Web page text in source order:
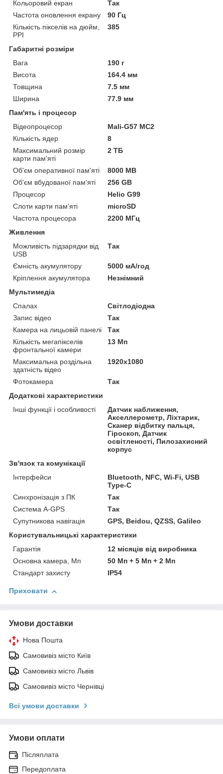
Кольоровий екран
Так
Частота оновлення екрану
90 Гц
Кількість пікселів на дюйм,
PPI
385
Габаритні розміри
Вага
190 г
Висота
164.4 мм
Товщина
7.5 мм
Ширина
77.9 мм
Пам'ять і процесор
Відеопроцесор
Mali-G57 MC2
Кількість ядер
8
Максимальний розмір
карти пам'яті
2 ТБ
Об'єм оперативної пам'яті
8000 MB
Об'єм вбудованої пам'яті
256 GB
Процесор
Helio G99
Слоти карти пам'яті
microSD
Частота процесора
2200 МГц
Живлення
Можливість підзарядки від
USB
Так
Ємність акумулятору
5000 мА/год
Кріплення акумулятора
Незнімний
Мультимедіа
Спалах
Світлодіодна
Запис відео
Так
Камера на лицьовій панелі
Так
Кількість мегапікселів
фронтальної камери
13 Мп
Максимальна роздільна
здатність відео
1920x1080
Фотокамера
Так
Додаткові характеристики
Інші функції і особливості
Датчик наближення,
Акселлерометр, Ліхтарик,
Сканер відбитку пальця,
Гіроскоп, Датчик
освітленості, Пилозахисний
корпус
Зв'язок та комунікації
Інтерфейси
Bluetooth, NFC, Wi-Fi, USB
Type-C
Синхронізація з ПК
Так
Система A-GPS
Так
Супутникова навігація
GPS, Beidou, QZSS, Galileo
Користувальницькі характеристики
Гарантія
12 місяців від виробника
Основна камера, Мп
50 Мп + 5 Мп + 2 Мп
Стандарт захисту
IP54
Приховати
Умови доставки
Нова Пошта
Самовивіз місто Київ
Самовивіз місто Львів
Самовивіз місто Чернівці
Всі умови доставки
Умови оплати
Післяплата
Передоплата